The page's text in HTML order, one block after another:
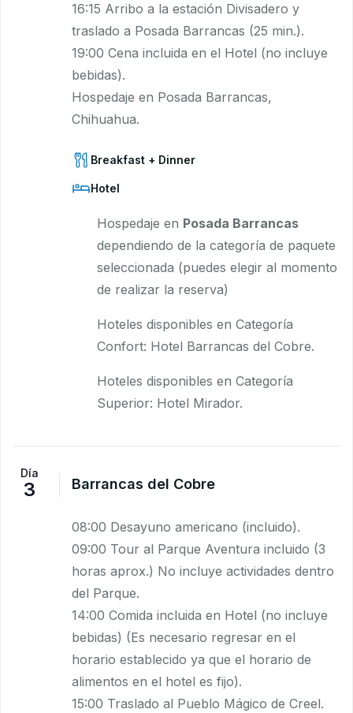
16:15 Arribo a la estación Divisadero y
traslado a Posada Barrancas (25 min.).
19:00 Cena incluida en el Hotel (no incluye
bebidas).
Hospedaje en Posada Barrancas,
Chihuahua.
Breakfast + Dinner
Hotel
Hospedaje en Posada Barrancas
dependiendo de la categoría de paquete
seleccionada (puedes elegir al momento
de realizar la reserva)
Hoteles disponibles en Categoría
Confort: Hotel Barrancas del Cobre.
Hoteles disponibles en Categoría
Superior: Hotel Mirador.
Día
3 Barrancas del Cobre
08:00 Desayuno americano (incluido).
09:00 Tour al Parque Aventura incluido (3
horas aprox.) No incluye actividades dentro
del Parque.
14:00 Comida incluida en Hotel (no incluye
bebidas) (Es necesario regresar en el
horario establecido ya que el horario de
alimentos en el hotel es fijo).
15:00 Traslado al Pueblo Mágico de Creel.